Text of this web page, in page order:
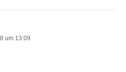
um 13:09